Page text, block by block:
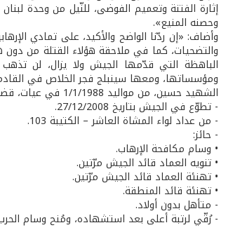
إثارة الفتنة وتعميم الفوضى، للنّيل من وحدة
وحصنه المنيع».
وأضاف: «إن ردّنا الواضح والأكيد، على تمادي
والتضحيات، كما في ملاحقة هؤلاء القتلة من
الباهظة التي قدّمها الجيش ولا يزال، لن
ومؤسساتها، ومعها سينبلج فجر الخلاص في
الشهيد حسين، من مواليد 1/1/1988 في عيات، قضاء عكار، محافظة الشمال.
- تطوّع في الجيش بتاريخ 27/12/2008.
- من عداد لواء المشاة العاشر – الكتيبة 103.
- حائز:
• وسام مكافحة الإرهاب.
• تنويه العماد قائد الجيش مرّتين.
• تهنئة العماد قائد الجيش مرّتين.
• تهنئة قائد المنطقة.
- متأهل بدون أولاد.
- رُقّي لرتبة أعلى بعد استشهاده، ومُنح وسام